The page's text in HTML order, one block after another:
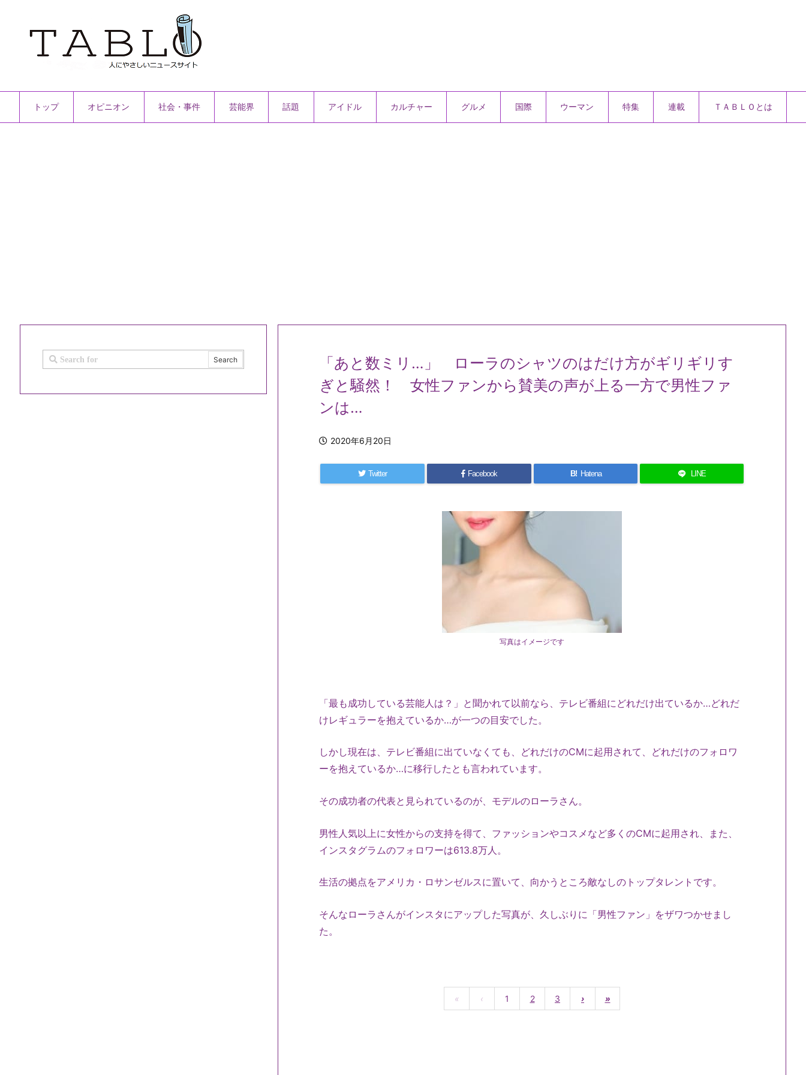
トップ オピニオン 社会・事件 芸能界 話題 アイドル カルチャー グルメ 国際 ウーマン 特集 連載 ＴＡＢＬＯとは
「あと数ミリ…」 ローラのシャツのはだけ方がギリギリす
ぎと騒然！ 女性ファンから賛美の声が上る一方で男性ファ
ンは…
2020年6月20日
Twitter Facebook B! Hatena LINE
写真はイメージです
「最も成功している芸能人は？」と聞かれて以前なら、テレビ番組にどれだけ出ているか…どれだ
けレギュラーを抱えているか…が一つの目安でした。
しかし現在は、テレビ番組に出ていなくても、どれだけのCMに起用されて、どれだけのフォロワ
ーを抱えているか…に移行したとも言われています。
その成功者の代表と見られているのが、モデルのローラさん。
男性人気以上に女性からの支持を得て、ファッションやコスメなど多くのCMに起用され、また、
インスタグラムのフォロワーは613.8万人。
生活の拠点をアメリカ・ロサンゼルスに置いて、向かうところ敵なしのトップタレントです。
そんなローラさんがインスタにアップした写真が、久しぶりに「男性ファン」をザワつかせまし
た。
« ‹ 1 2 3 › »